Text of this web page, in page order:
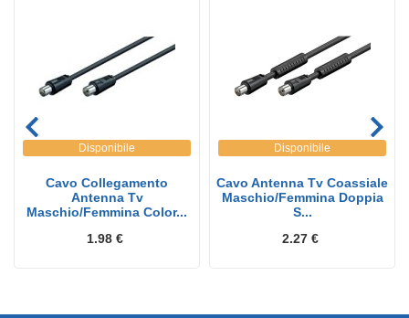
Disponibile
Cavo Collegamento
Antenna Tv
Maschio/Femmina Color...
1.98 €
Disponibile
Cavo Antenna Tv Coassiale
Maschio/Femmina Doppia
S...
2.27 €